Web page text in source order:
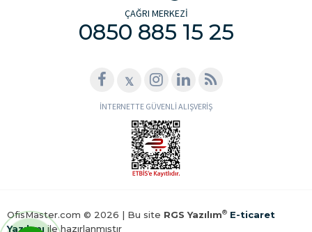
ÇAĞRI MERKEZİ
0850 885 15 25
𝕏
İNTERNETTE GÜVENLİ ALIŞVERİŞ
OfisMaster.com © 2026 | Bu site RGS Yazılım® E-ticaret
Yazılımı ile hazırlanmıştır